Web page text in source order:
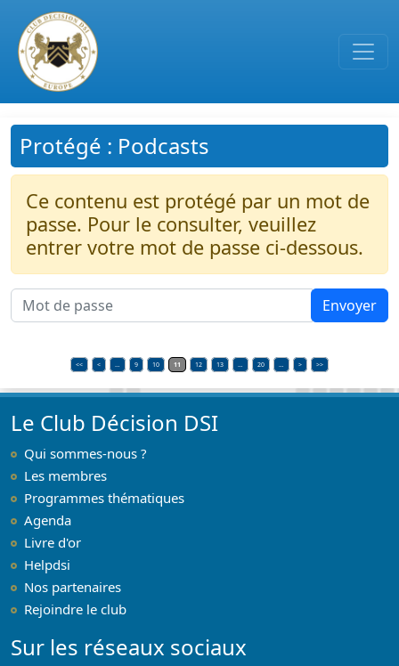
Passer au contenu principal
Protégé : Podcasts
Ce contenu est protégé par un mot de
passe. Pour le consulter, veuillez
entrer votre mot de passe ci-dessous.
<< < … 9 10 11 12 13 … 20 … > >>
Le Club Décision DSI
Qui sommes-nous ?
Les membres
Programmes thématiques
Agenda
Livre d'or
Helpdsi
Nos partenaires
Rejoindre le club
Sur les réseaux sociaux